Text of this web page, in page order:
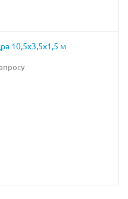
10,5х3,5х1,5 м